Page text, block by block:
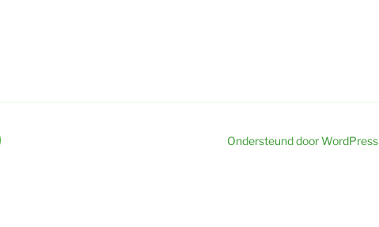
Ondersteund door WordPress